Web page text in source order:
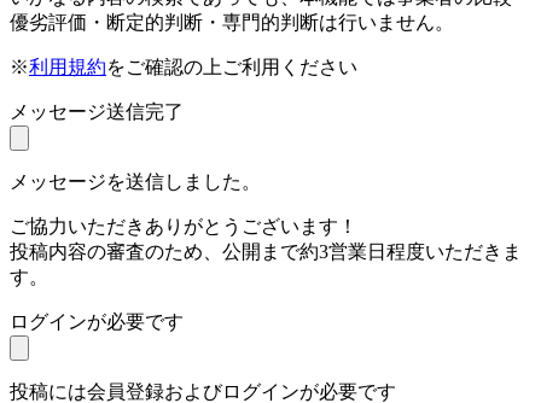
優劣評価・断定的判断・専門的判断は行いません。
※利用規約をご確認の上ご利用ください
メッセージ送信完了
メッセージを送信しました。
ご協力いただきありがとうございます！
投稿内容の審査のため、公開まで約3営業日程度いただきま
す。
ログインが必要です
投稿には会員登録およびログインが必要です